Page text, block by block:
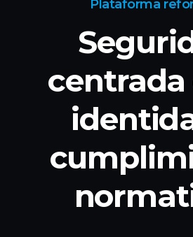
Plataforma
centrada